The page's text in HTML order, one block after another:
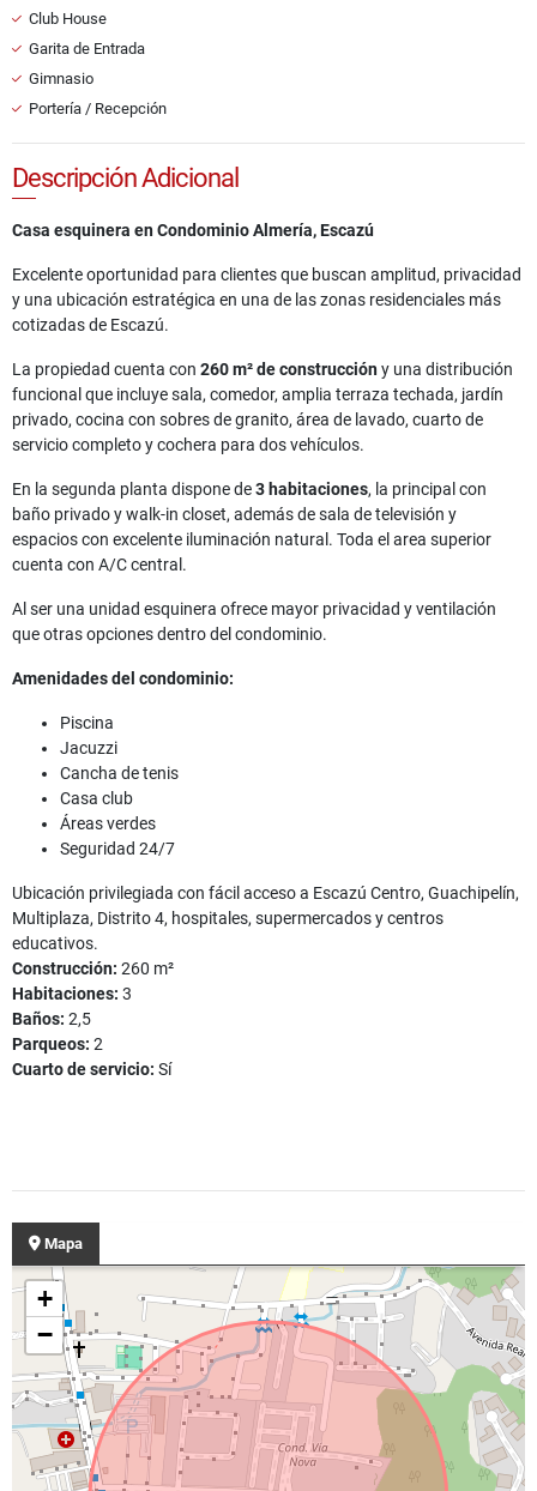
Club House
Garita de Entrada
Gimnasio
Portería / Recepción
Descripción Adicional
Casa esquinera en Condominio Almería, Escazú
Excelente oportunidad para clientes que buscan amplitud, privacidad
y una ubicación estratégica en una de las zonas residenciales más
cotizadas de Escazú.
La propiedad cuenta con 260 m² de construccióny una distribución
funcional que incluye sala, comedor, amplia terraza techada, jardín
privado, cocina con sobres de granito, área de lavado, cuarto de
servicio completo y cochera para dos vehículos.
En la segunda planta dispone de3 habitaciones, la principal con
baño privado y walk-in closet, además de sala de televisión y
espacios con excelente iluminación natural. Toda el area superior
cuenta con A/C central.
Al ser una unidad esquinera ofrece mayor privacidad y ventilación
que otras opciones dentro del condominio.
Amenidades del condominio:
Piscina
Jacuzzi
Cancha de tenis
Casa club
Áreas verdes
Seguridad 24/7
Ubicación privilegiada con fácil acceso a Escazú Centro, Guachipelín,
Multiplaza, Distrito 4, hospitales, supermercados y centros
educativos.
Construcción: 260 m²
Habitaciones: 3
Baños: 2,5
Parqueos: 2
Cuarto de servicio: Sí
Mapa
+
−